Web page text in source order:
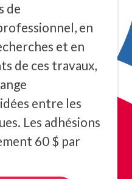
de
en
et en
de ces travaux,
entre les
Les adhésions
60 $ par